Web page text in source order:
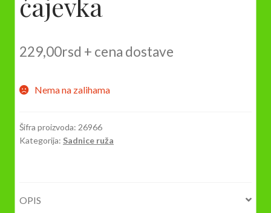
čajevka
229,00rsd + cena dostave
Nema na zalihama
Šifra proizvoda: 26966
Kategorija: Sadnice ruža
OPIS